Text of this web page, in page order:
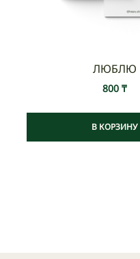
ЛЮБЛЮ
800 ₸
В КОРЗИНУ